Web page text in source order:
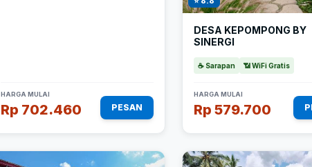
HARGA MULAI
Rp 702.460 PESAN
DESA KEPOMPONG BY
SINERGI
☕ Sarapan 📶 WiFi Gratis
HARGA MULAI
Rp 579.700